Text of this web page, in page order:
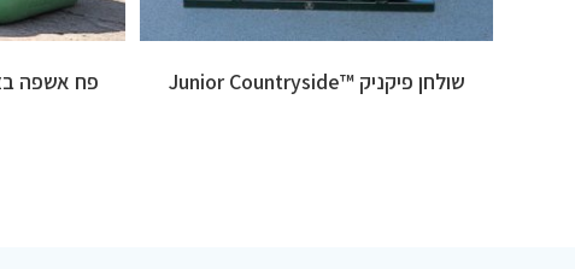
שולחן פיקניק ™Junior Countryside פח אשפה